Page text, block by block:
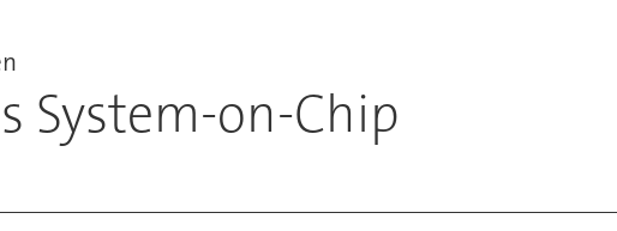
System-on-Chip